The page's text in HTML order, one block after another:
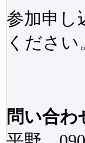
参加申し
ください
問い合わ